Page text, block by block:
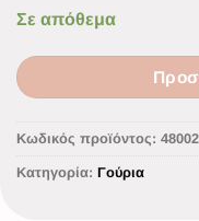
Σε απόθεμα
Κωδικός προϊόντος: 48002
Κατηγορία: Γούρια